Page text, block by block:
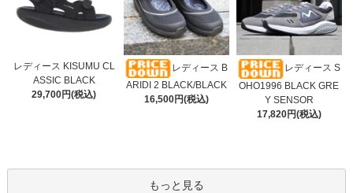
レディース KISUMU CL
ASSIC BLACK
29,700円(税込)
レディース B
ARIDI 2 BLACK/BLACK
16,500円(税込)
レディース S
OHO1996 BLACK GRE
Y SENSOR
17,820円(税込)
もっと見る